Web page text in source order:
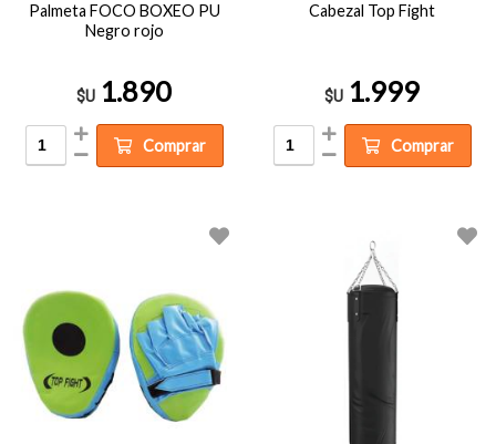
Palmeta FOCO BOXEO PU
Negro rojo
$U 1.890
Comprar
Cabezal Top Fight
$U 1.999
Comprar